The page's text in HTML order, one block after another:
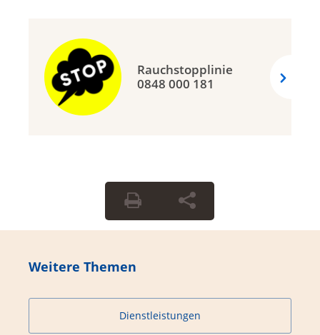
Rauchstopplinie
0848 000 181
Weitere Themen
Dienstleistungen